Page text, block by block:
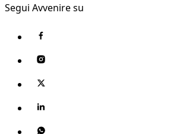
Segui Avvenire su